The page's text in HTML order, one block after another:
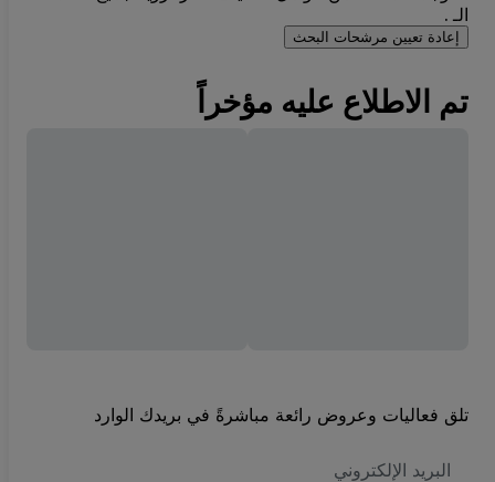
الـ .
إعادة تعيين مرشحات البحث
تم الاطلاع عليه مؤخراً
تلق فعاليات وعروض رائعة مباشرةً في بريدك الوارد
الاكتروني